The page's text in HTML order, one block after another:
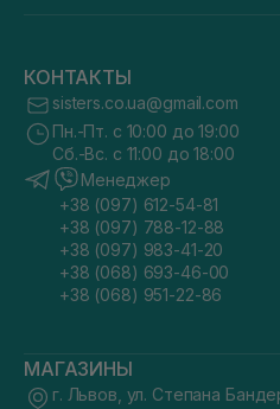
КОНТАКТЫ
sisters.co.ua@gmail.com
Пн.-Пт. с 10:00 до 19:00
Сб.-Вс. с 11:00 до 18:00
Менеджер
+38 (097) 612-54-81
+38 (097) 788-12-88
+38 (097) 983-41-20
+38 (068) 693-46-00
+38 (068) 951-22-86
МАГАЗИНЫ
г. Львов, ул. Степана